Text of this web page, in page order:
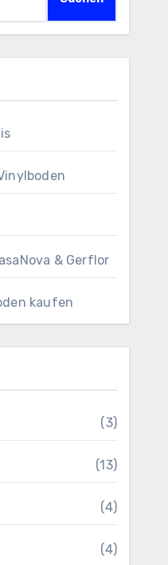
& Gerflor
kaufen
(3)
(13)
(4)
(4)